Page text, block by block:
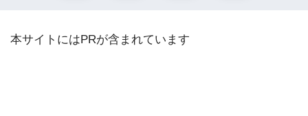
本サイトにはPRが含まれています